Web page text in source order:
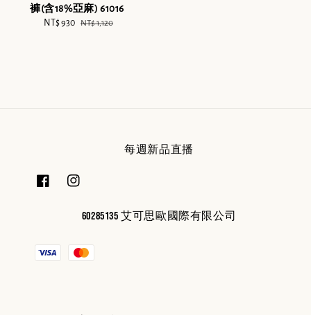
褲(含18%亞麻) 61016
Sale
NT$ 930 Regular
NT$ 1,120
每週新品直播
60285135 艾可思歐國際有限公司